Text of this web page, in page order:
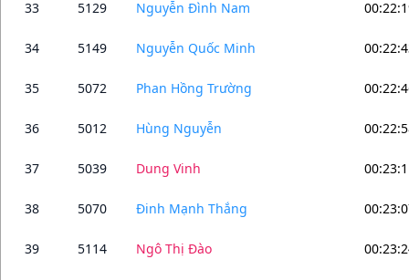
33 5129 Nguyễn Đình Nam
34 5149 Nguyễn Quốc Minh
35 5072 Phan Hồng Trường
36 5012 Hùng Nguyễn
37 5039 Dung Vinh
38 5070 Đinh Mạnh Thắng
39 5114 Ngô Thị Đào